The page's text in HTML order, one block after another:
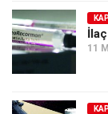
11